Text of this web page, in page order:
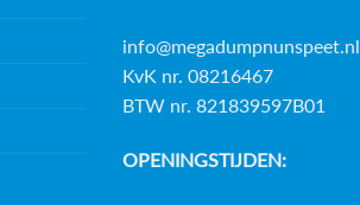
info@megadumpnunspeet.nl
KvK nr. 08216467
BTW nr. 821839597B01
OPENINGSTIJDEN: